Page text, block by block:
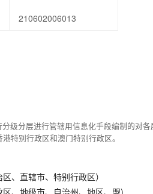
210602006013
级分层进行管辖用信息化手段编制的对
特别行政区和澳门特别行政区。
、直辖市、特别行政区）
、地级市、自治州、地区、盟)